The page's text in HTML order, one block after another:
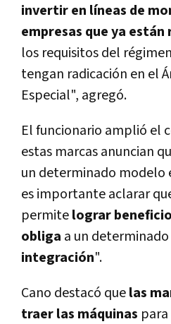
invertir en líneas de
empresas que ya están
los requisitos del
tengan radicación en el
Especial", agregó.
El funcionario amplió el
estas marcas anuncian
un determinado modelo
es importante aclarar
permitelograr
obliga a un determinado
integración".
Cano destacó quelas
traer las máquinas